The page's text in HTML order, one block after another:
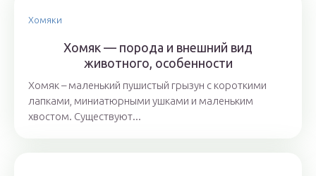
Хомяки
Хомяк — порода и внешний вид
животного, особенности
Хомяк – маленький пушистый грызун с короткими
лапками, миниатюрными ушками и маленьким
хвостом. Существуют...